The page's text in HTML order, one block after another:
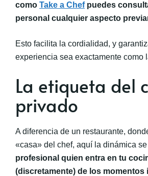
como Take a Chefpuedes
personal cualquier aspecto
Esto facilita la cordialidad, y
experiencia sea exactamente como
La etiqueta del
privado
A diferencia de un restaurante,
«casa» del chef, aquí la dinámica
profesional quien entra en tu
(discretamente) de los momentos